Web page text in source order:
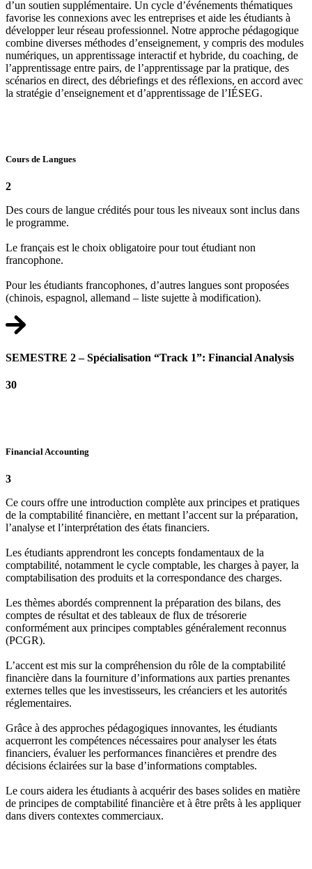
d’un soutien supplémentaire. Un cycle d’événements thématiques
favorise les connexions avec les entreprises et aide les étudiants à
développer leur réseau professionnel. Notre approche pédagogique
combine diverses méthodes d’enseignement, y compris des modules
numériques, un apprentissage interactif et hybride, du coaching, de
l’apprentissage entre pairs, de l’apprentissage par la pratique, des
scénarios en direct, des débriefings et des réflexions, en accord avec
la stratégie d’enseignement et d’apprentissage de l’IÉSEG.
Cours de Langues
2
Des cours de langue crédités pour tous les niveaux sont inclus dans
le programme.
Le français est le choix obligatoire pour tout étudiant non
francophone.
Pour les étudiants francophones, d’autres langues sont proposées
(chinois, espagnol, allemand – liste sujette à modification).
SEMESTRE 2 – Spécialisation “Track 1”: Financial Analysis
30
Financial Accounting
3
Ce cours offre une introduction complète aux principes et pratiques
de la comptabilité financière, en mettant l’accent sur la préparation,
l’analyse et l’interprétation des états financiers.
Les étudiants apprendront les concepts fondamentaux de la
comptabilité, notamment le cycle comptable, les charges à payer, la
comptabilisation des produits et la correspondance des charges.
Les thèmes abordés comprennent la préparation des bilans, des
comptes de résultat et des tableaux de flux de trésorerie
conformément aux principes comptables généralement reconnus
(PCGR).
L’accent est mis sur la compréhension du rôle de la comptabilité
financière dans la fourniture d’informations aux parties prenantes
externes telles que les investisseurs, les créanciers et les autorités
réglementaires.
Grâce à des approches pédagogiques innovantes, les étudiants
acquerront les compétences nécessaires pour analyser les états
financiers, évaluer les performances financières et prendre des
décisions éclairées sur la base d’informations comptables.
Le cours aidera les étudiants à acquérir des bases solides en matière
de principes de comptabilité financière et à être prêts à les appliquer
dans divers contextes commerciaux.